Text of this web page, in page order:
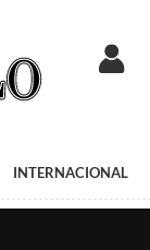
INTERNACIONAL